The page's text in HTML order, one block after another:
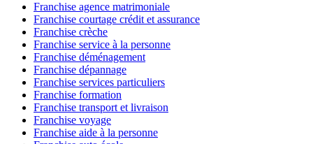
Franchise agence matrimoniale
Franchise courtage crédit et assurance
Franchise crèche
Franchise service à la personne
Franchise déménagement
Franchise dépannage
Franchise services particuliers
Franchise formation
Franchise transport et livraison
Franchise voyage
Franchise aide à la personne